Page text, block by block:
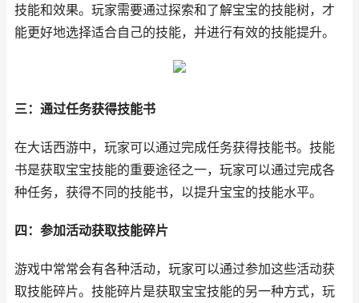
技能和效果。玩家需要通过探索和了解宝宝的技能树，才
能更好地选择适合自己的技能，并进行有效的技能提升。
三：通过任务获得技能书
在大话西游中，玩家可以通过完成任务获得技能书。技能
书是获取宝宝技能的重要途径之一，玩家可以通过完成各
种任务，获得不同的技能书，以提升宝宝的技能水平。
四：参加活动获取技能碎片
游戏中常常会有各种活动，玩家可以通过参加这些活动获
取技能碎片。技能碎片是获取宝宝技能的另一种方式，玩